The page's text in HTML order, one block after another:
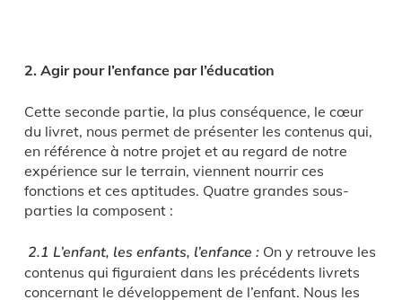
2. Agir pour l’enfance par l’éducation
Cette seconde partie, la plus conséquence, le cœur
du livret, nous permet de présenter les contenus qui,
en référence à notre projet et au regard de notre
expérience sur le terrain, viennent nourrir ces
fonctions et ces aptitudes. Quatre grandes sous-
parties la composent :
2.1 L’enfant, les enfants, l’enfance : On y retrouve les
contenus qui figuraient dans les précédents livrets
concernant le développement de l’enfant. Nous les